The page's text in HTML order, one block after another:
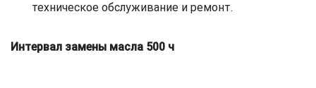
техническое обслуживание и ремонт.
Интервал замены масла 500 ч